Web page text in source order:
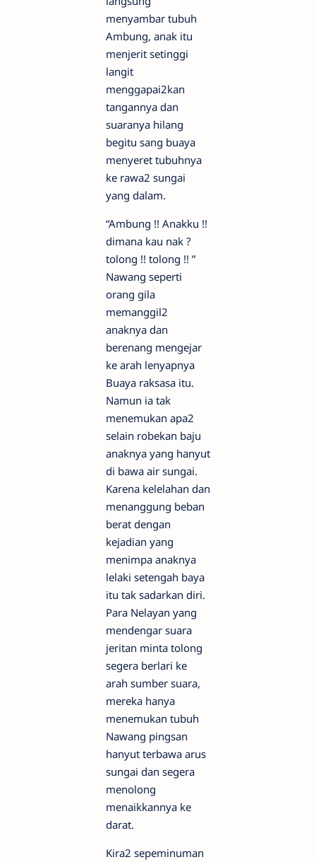
menyambar tubuh
Ambung, anak itu
menjerit setinggi
langit
menggapai2kan
tangannya dan
suaranya hilang
begitu sang buaya
menyeret tubuhnya
ke rawa2 sungai
yang dalam.
“Ambung !! Anakku !!
dimana kau nak ?
tolong !! tolong !! ”
Nawang seperti
orang gila
memanggil2
anaknya dan
berenang mengejar
ke arah lenyapnya
Buaya raksasa itu.
Namun ia tak
menemukan apa2
selain robekan baju
anaknya yang hanyut
di bawa air sungai.
Karena kelelahan dan
menanggung beban
berat dengan
kejadian yang
menimpa anaknya
lelaki setengah baya
itu tak sadarkan diri.
Para Nelayan yang
mendengar suara
jeritan minta tolong
segera berlari ke
arah sumber suara,
mereka hanya
menemukan tubuh
Nawang pingsan
hanyut terbawa arus
sungai dan segera
menolong
menaikkannya ke
darat.
Kira2 sepeminuman